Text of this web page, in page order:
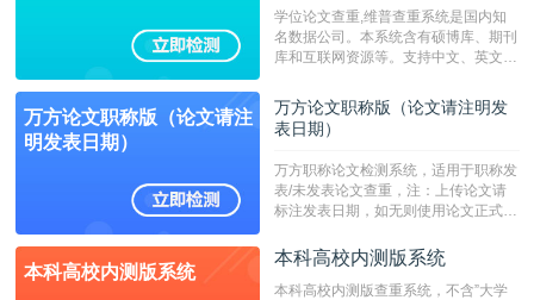
学位论文查重,维普查重系统是国内知
名数据公司。本系统含有硕博库、期刊
库和互联网资源等。支持中文、英文、
定院校！！！
万方论文职称版（论文请注
明发表日期）
万方论文职称版（论文请注明发
表日期）
万方职称论文检测系统，适用于职称发
表/未发表论文查重，注：上传论文请
标注发表日期，如无则使用论文正式发
成时间作为发表日期。
本科高校内测版系统
本科高校内测版系统
本科高校内测版查重系统，不含”大学